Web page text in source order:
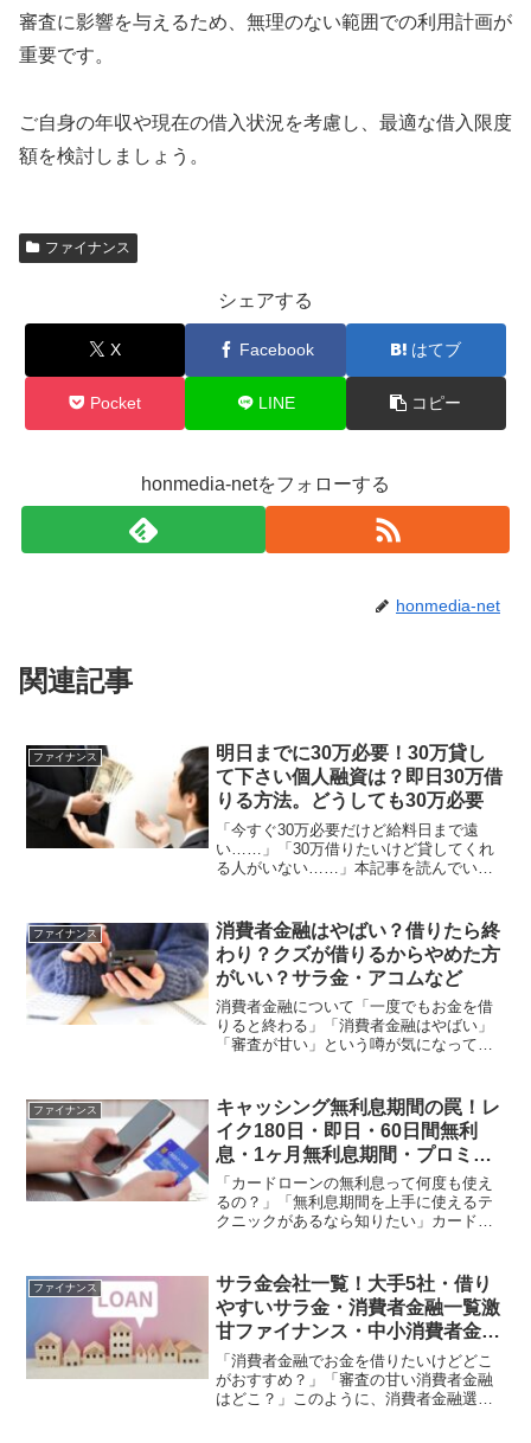
審査に影響を与えるため、無理のない範囲での利用計画が
重要です。
ご自身の年収や現在の借入状況を考慮し、最適な借入限度
額を検討しましょう。
ファイナンス
シェアする
X Facebook はてブ
Pocket LINE コピー
honmedia-netをフォローする
honmedia-net
関連記事
ファイナンス
明日までに30万必要！30万貸し
て下さい個人融資は？即日30万借
りる方法。どうしても30万必要
「今すぐ30万必要だけど給料日まで遠
い……」「30万借りたいけど貸してくれ
る人がいない……」本記事を読んでいる
で貸してくれる」といったサービスを探
している方もいるでしょ...
ファイナンス
消費者金融はやばい？借りたら終
わり？クズが借りるからやめた方
がいい？サラ金・アコムなど
消費者金融について「一度でもお金を借
りると終わる」「消費者金融はやばい」
「審査が甘い」という噂が気になってい
ますよね。消費者金融は即日融資や銀行
より借りやすいなど利便性...
ファイナンス
キャッシング無利息期間の罠！レ
イク180日・即日・60日間無利
息・1ヶ月無利息期間・プロミ
ス・アイフル・銀行など
「カードローンの無利息って何度も使え
るの？」「無利息期間を上手に使えるテ
クニックがあるなら知りたい」カードロ
ペーンを実施している消費者金融を複数
社利用すれば、無利息期間...
ファイナンス
サラ金会社一覧！大手5社・借り
やすいサラ金・消費者金融一覧激
甘ファイナンス・中小消費者金融
など
「消費者金融でお金を借りたいけどどこ
がおすすめ？」「審査の甘い消費者金融
はどこ？」このように、消費者金融選び